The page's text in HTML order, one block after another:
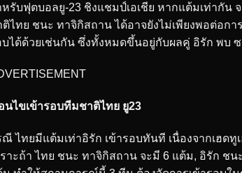
หรับฟุตบอลยู-23 ชิงแชมป์เอเชีย หากแต้มเท่ากั
ติไทย ชนะ ทาจิกิสถาน ได้อาจยังไม่เพียงพอต่อก
บได้ด้วยเช่นกัน ซึ่งทั้งหมดขึ้นอยู่กับผลคู่ อิรัก พบ ซ
อนไขเข้ารอบทีมชาติไทย ยู23
ณี ไทยมีแต้มเท่าอิรัก เข้ารอบทันที เนื่องจากเฮด
ราะถ้า ไทย ชนะ ทาจิกิสถาน จะมี 6 แต้ม, อิรัก ช